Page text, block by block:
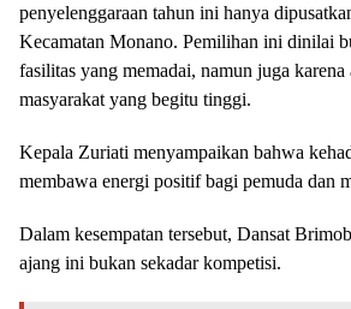
penyelenggaraan tahun ini hanya
Kecamatan Monano. Pemilihan ini dinilai
fasilitas yang memadai, namun juga karena
masyarakat yang begitu tinggi.
Kepala Zuriati menyampaikan bahwa
membawa energi positif bagi pemuda dan
Dalam kesempatan tersebut, Dansat
ajang ini bukan sekadar kompetisi.